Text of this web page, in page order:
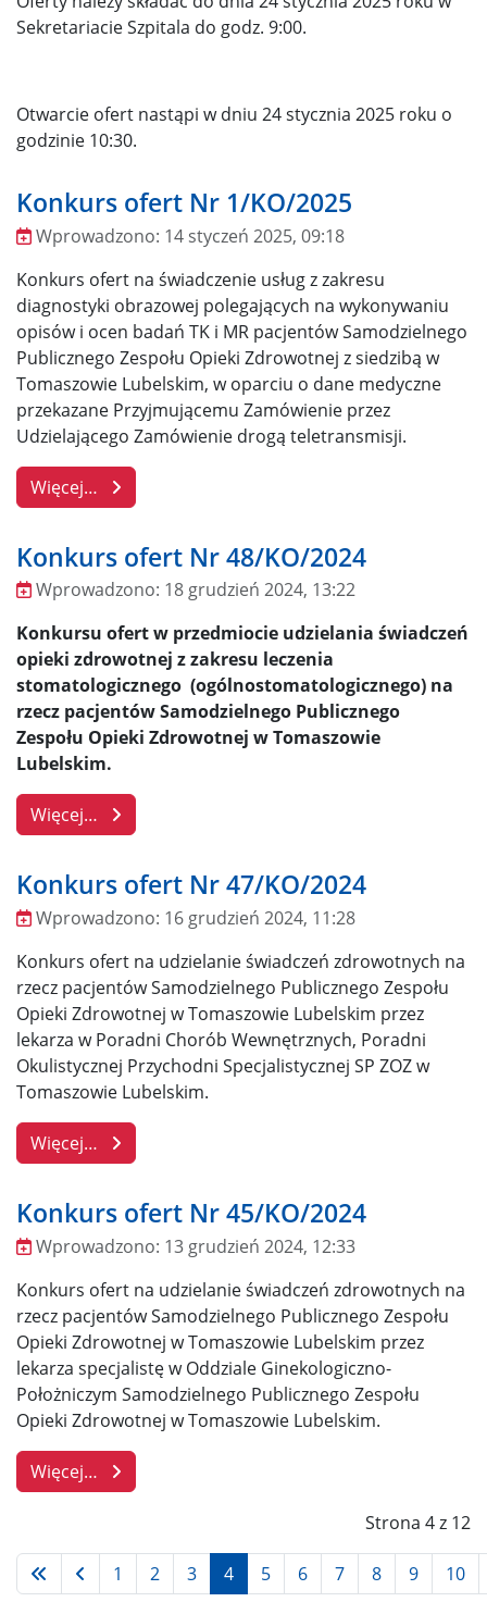
Sekretariacie Szpitala do godz. 9:00.
Otwarcie ofert nastąpi w dniu 24 stycznia 2025 roku o
godzinie 10:30.
Konkurs ofert Nr 1/KO/2025
Wprowadzono
Wprowadzono: 14 styczeń 2025, 09:18
Konkurs ofert na świadczenie usług z zakresu
diagnostyki obrazowej polegających na wykonywaniu
opisów i ocen badań TK i MR pacjentów Samodzielnego
Publicznego Zespołu Opieki Zdrowotnej z siedzibą w
Tomaszowie Lubelskim, w oparciu o dane medyczne
przekazane Przyjmującemu Zamówienie przez
Udzielającego Zamówienie drogą teletransmisji.
Więcej…
Konkurs ofert Nr 48/KO/2024
Wprowadzono
Wprowadzono: 18 grudzień 2024, 13:22
Konkursu ofert w przedmiocie udzielania świadczeń
opieki zdrowotnej z zakresu leczenia
stomatologicznego (ogólnostomatologicznego) na
rzecz pacjentów Samodzielnego Publicznego
Zespołu Opieki Zdrowotnej w Tomaszowie
Lubelskim.
Więcej…
Konkurs ofert Nr 47/KO/2024
Wprowadzono
Wprowadzono: 16 grudzień 2024, 11:28
Konkurs ofert na udzielanie świadczeń zdrowotnych na
rzecz pacjentów Samodzielnego Publicznego Zespołu
Opieki Zdrowotnej w Tomaszowie Lubelskim przez
lekarza w Poradni Chorób Wewnętrznych, Poradni
Okulistycznej Przychodni Specjalistycznej SP ZOZ w
Tomaszowie Lubelskim.
Więcej…
Konkurs ofert Nr 45/KO/2024
Wprowadzono
Wprowadzono: 13 grudzień 2024, 12:33
Konkurs ofert na udzielanie świadczeń zdrowotnych na
rzecz pacjentów Samodzielnego Publicznego Zespołu
Opieki Zdrowotnej w Tomaszowie Lubelskim przez
lekarza specjalistę w Oddziale Ginekologiczno-
Położniczym Samodzielnego Publicznego Zespołu
Opieki Zdrowotnej w Tomaszowie Lubelskim.
Więcej…
Strona 4 z 12
1 2 3 4 5 6 7 8 9 10